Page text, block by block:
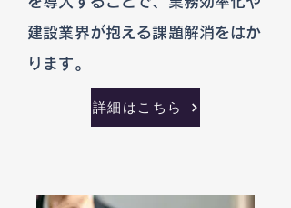
建設業界が抱える課題解消をはか
ります。
詳細はこちら